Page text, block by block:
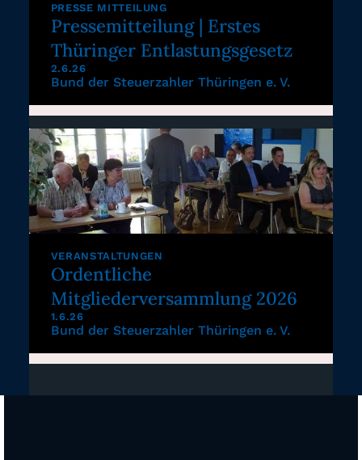
PRESSE MITTEILUNG
Pressemitteilung | Erstes
Thüringer Entlastungsgesetz
2.6.26
Bund der Steuerzahler Thüringen e. V.
VERANSTALTUNGEN
Ordentliche
Mitgliederversammlung 2026
1.6.26
Bund der Steuerzahler Thüringen e. V.